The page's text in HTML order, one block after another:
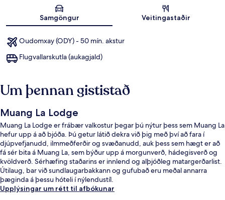
Samgöngur Veitingastaðir
Oudomxay (ODY) - 50 mín. akstur
Flugvallarskutla (aukagjald)
Um þennan gististað
Muang La Lodge
Muang La Lodge er frábær valkostur þegar þú nýtur þess sem Muang La
hefur upp á að bjóða. Þú getur látið dekra við þig með því að fara í
djúpvefjanudd, ilmmeðferðir og svæðanudd, auk þess sem hægt er að
fá sér bita á Muang La, sem býður upp á morgunverð, hádegisverð og
kvöldverð. Sérhæfing staðarins er innlend og alþjóðleg matargerðarlist.
Útilaug, bar við sundlaugarbakkann og gufubað eru meðal annarra
þæginda á þessu hóteli í nýlendustíl.
Upplýsingar um rétt til afbókunar